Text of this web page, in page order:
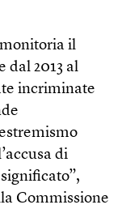
il
dal 2013 al
incriminate
di
Commissione